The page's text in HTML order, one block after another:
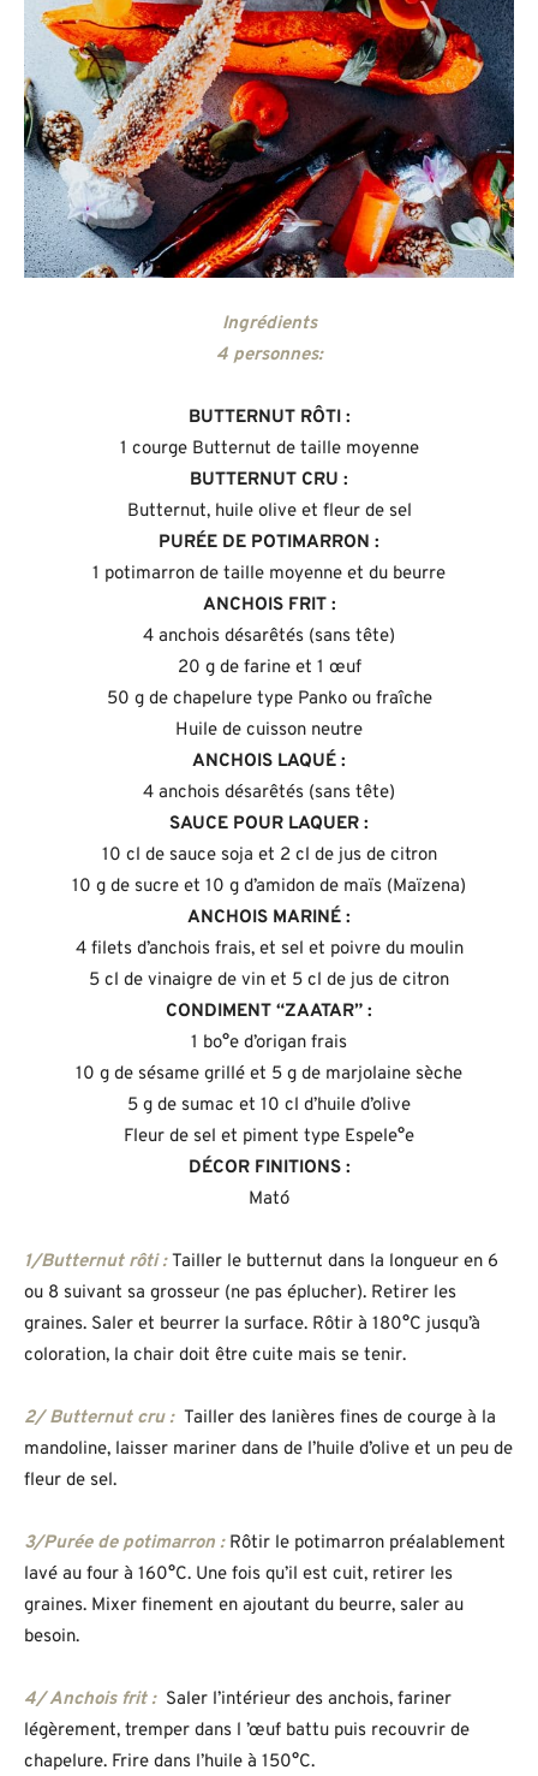
Ingrédients
4 personnes:
BUTTERNUT RÔTI :
1 courge Butternut de taille moyenne
BUTTERNUT CRU :
Butternut, huile olive et fleur de sel
PURÉE DE POTIMARRON :
1 potimarron de taille moyenne et du beurre
ANCHOIS FRIT :
4 anchois désarêtés (sans tête)
20 g de farine et 1 œuf
50 g de chapelure type Panko ou fraîche
Huile de cuisson neutre
ANCHOIS LAQUÉ :
4 anchois désarêtés (sans tête)
SAUCE POUR LAQUER :
10 cl de sauce soja et 2 cl de jus de citron
10 g de sucre et 10 g d’amidon de maïs (Maïzena)
ANCHOIS MARINÉ :
4 filets d’anchois frais, et sel et poivre du moulin
5 cl de vinaigre de vin et 5 cl de jus de citron
CONDIMENT “ZAATAR” :
1 bo°e d’origan frais
10 g de sésame grillé et 5 g de marjolaine sèche
5 g de sumac et 10 cl d’huile d’olive
Fleur de sel et piment type Espele°e
DÉCOR FINITIONS :
Mató
1/Butternut rôti :Tailler le butternut dans la longueur en 6
ou 8 suivant sa grosseur (ne pas éplucher). Retirer les
graines. Saler et beurrer la surface. Rôtir à 180°C jusqu’à
coloration, la chair doit être cuite mais se tenir.
2/ Butternut cru : Tailler des lanières fines de courge à la
mandoline, laisser mariner dans de l’huile d’olive et un peu de
fleur de sel.
3/Purée de potimarron : Rôtir le potimarron préalablement
lavé au four à 160°C. Une fois qu’il est cuit, retirer les
graines. Mixer finement en ajoutant du beurre, saler au
besoin.
4/ Anchois frit : Saler l’intérieur des anchois, fariner
légèrement, tremper dans l ’œuf battu puis recouvrir de
chapelure. Frire dans l’huile à 150°C.